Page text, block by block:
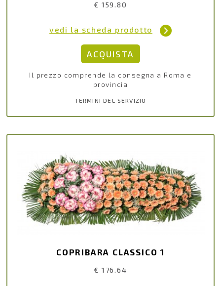
€ 159.80
vedi la scheda prodotto
Il prezzo comprende la consegna a Roma e
provincia
TERMINI DEL SERVIZIO
COPRIBARA CLASSICO 1
€ 176.64